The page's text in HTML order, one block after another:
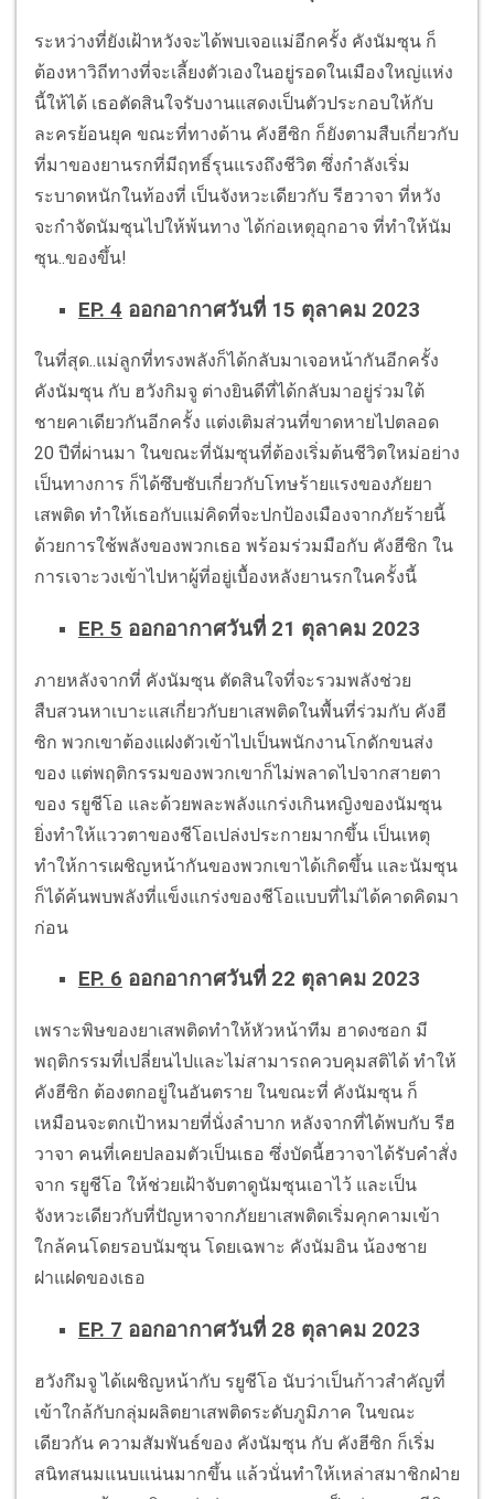
ระหว่างที่ยังเฝ้าหวังจะได้พบเจอแม่อีกครั้ง คังนัมซุน ก็
ต้องหาวิถีทางที่จะเลี้ยงตัวเองในอยู่รอดในเมืองใหญ่แห่ง
นี้ให้ได้ เธอตัดสินใจรับงานแสดงเป็นตัวประกอบให้กับ
ละครย้อนยุค ขณะที่ทางด้าน คังฮีซิก ก็ยังตามสืบเกี่ยวกับ
ที่มาของยานรกที่มีฤทธิ์รุนแรงถึงชีวิต ซึ่งกำลังเริ่ม
ระบาดหนักในท้องที่ เป็นจังหวะเดียวกับ รีฮวาจา ที่หวัง
จะกำจัดนัมซุนไปให้พ้นทาง ได้ก่อเหตุอุกอาจ ที่ทำให้นัม
ซุน..ของขึ้น!
EP. 4 ออกอากาศวันที่ 15 ตุลาคม 2023
ในที่สุด..แม่ลูกที่ทรงพลังก็ได้กลับมาเจอหน้ากันอีกครั้ง
คังนัมซุน กับ ฮวังกิมจู ต่างยินดีที่ได้กลับมาอยู่ร่วมใต้
ชายคาเดียวกันอีกครั้ง แต่งเติมส่วนที่ขาดหายไปตลอด
20 ปีที่ผ่านมา ในขณะที่นัมซุนที่ต้องเริ่มต้นชีวิตใหม่อย่าง
เป็นทางการ ก็ได้ซึบซับเกี่ยวกับโทษร้ายแรงของภัยยา
เสพติด ทำให้เธอกับแม่คิดที่จะปกป้องเมืองจากภัยร้ายนี้
ด้วยการใช้พลังของพวกเธอ พร้อมร่วมมือกับ คังฮีซิก ใน
การเจาะวงเข้าไปหาผู้ที่อยู่เบื้องหลังยานรกในครั้งนี้
EP. 5 ออกอากาศวันที่ 21 ตุลาคม 2023
ภายหลังจากที่ คังนัมซุน ตัดสินใจที่จะรวมพลังช่วย
สืบสวนหาเบาะแสเกี่ยวกับยาเสพติดในพื้นที่ร่วมกับ คังฮี
ซิก พวกเขาต้องแฝงตัวเข้าไปเป็นพนักงานโกดักขนส่ง
ของ แต่พฤติกรรมของพวกเขาก็ไม่พลาดไปจากสายตา
ของ รยูชีโอ และด้วยพละพลังแกร่งเกินหญิงของนัมซุน
ยิ่งทำให้แววตาของชีโอเปล่งประกายมากขึ้น เป็นเหตุ
ทำให้การเผชิญหน้ากันของพวกเขาได้เกิดขึ้น และนัมซุน
ก็ได้ค้นพบพลังที่แข็งแกร่งของชีโอแบบที่ไม่ได้คาดคิดมา
ก่อน
EP. 6 ออกอากาศวันที่ 22 ตุลาคม 2023
เพราะพิษของยาเสพติดทำให้หัวหน้าทีม ฮาดงซอก มี
พฤติกรรมที่เปลี่ยนไปและไม่สามารถควบคุมสติได้ ทำให้
คังฮีซิก ต้องตกอยู่ในอันตราย ในขณะที่ คังนัมซุน ก็
เหมือนจะตกเป้าหมายที่นั่งลำบาก หลังจากที่ได้พบกับ รีฮ
วาจา คนที่เคยปลอมตัวเป็นเธอ ซึ่งบัดนี้ฮวาจาได้รับคำสั่ง
จาก รยูชีโอ ให้ช่วยเฝ้าจับตาดูนัมซุนเอาไว้ และเป็น
จังหวะเดียวกับที่ปัญหาจากภัยยาเสพติดเริ่มคุกคามเข้า
ใกล้คนโดยรอบนัมซุน โดยเฉพาะ คังนัมอิน น้องชาย
ฝาแฝดของเธอ
EP. 7 ออกอากาศวันที่ 28 ตุลาคม 2023
ฮวังกึมจู ได้เผชิญหน้ากับ รยูชีโอ นับว่าเป็นก้าวสำคัญที่
เข้าใกล้กับกลุ่มผลิตยาเสพติดระดับภูมิภาค ในขณะ
เดียวกัน ความสัมพันธ์ของ คังนัมซุน กับ คังฮีซิก ก็เริ่ม
สนิทสนมแนบแน่นมากขึ้น แล้วนั่นทำให้เหล่าสมาชิกฝ่าย